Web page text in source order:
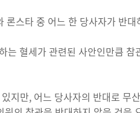
스타 중 어느 한 당사자가 반
혈세가 관련된 사안인만큼
지만, 어느 당사자의 반대로 무